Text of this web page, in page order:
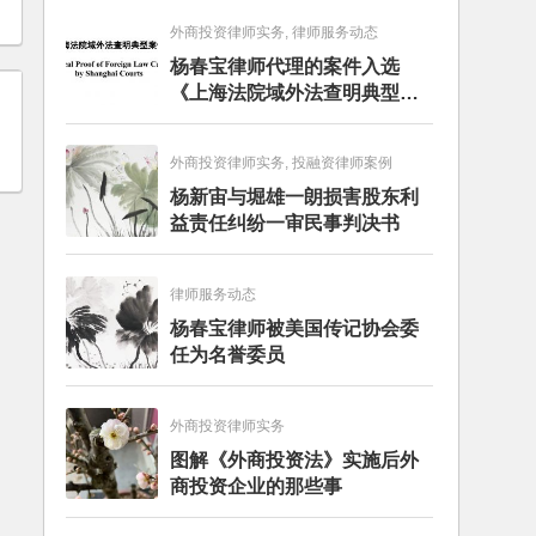
外商投资律师实务, 律师服务动态
杨春宝律师代理的案件入选
《上海法院域外法查明典型案
例》
外商投资律师实务, 投融资律师案例
杨新宙与堀雄一朗损害股东利
益责任纠纷一审民事判决书
律师服务动态
杨春宝律师被美国传记协会委
任为名誉委员
外商投资律师实务
图解《外商投资法》实施后外
商投资企业的那些事